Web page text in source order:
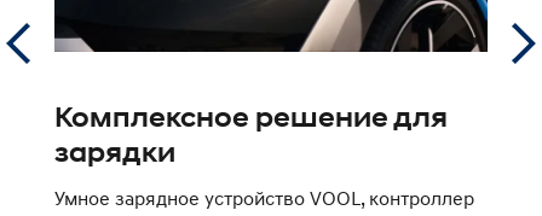
Комплексное решение для
зарядки
Умное зарядное устройство VOOL, контроллер